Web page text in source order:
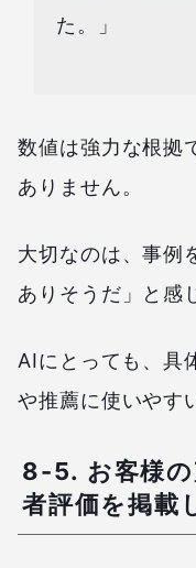
た。」
数値は強力な根拠
ありません。
大切なのは、事例
ありそうだ」と感
AIにとっても、具
や推薦に使いやす
8-5. お客様の
者評価を掲載